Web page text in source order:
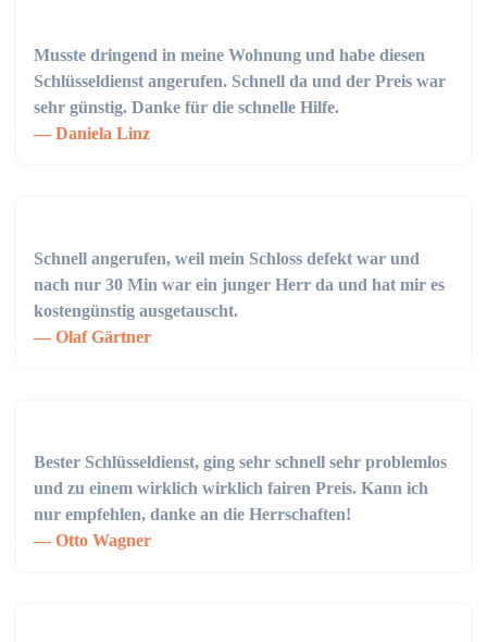
Musste dringend in meine Wohnung und habe diesen
Schlüsseldienst angerufen. Schnell da und der Preis war
sehr günstig. Danke für die schnelle Hilfe.
Daniela Linz
Schnell angerufen, weil mein Schloss defekt war und
nach nur 30 Min war ein junger Herr da und hat mir es
kostengünstig ausgetauscht.
Olaf Gärtner
Bester Schlüsseldienst, ging sehr schnell sehr problemlos
und zu einem wirklich wirklich fairen Preis. Kann ich
nur empfehlen, danke an die Herrschaften!
Otto Wagner